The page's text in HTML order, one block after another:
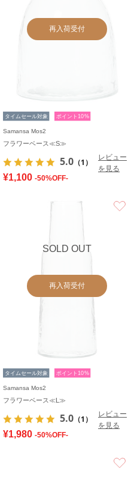
再入荷受付
タイムセール対象 ポイント10%
Samansa Mos2
フラワーベース≪S≫
5.0 （1）
レビュー
を見る
¥1,100 -50%OFF-
SOLD OUT
再入荷受付
タイムセール対象 ポイント10%
Samansa Mos2
フラワーベース≪L≫
5.0 （1）
レビュー
を見る
¥1,980 -50%OFF-